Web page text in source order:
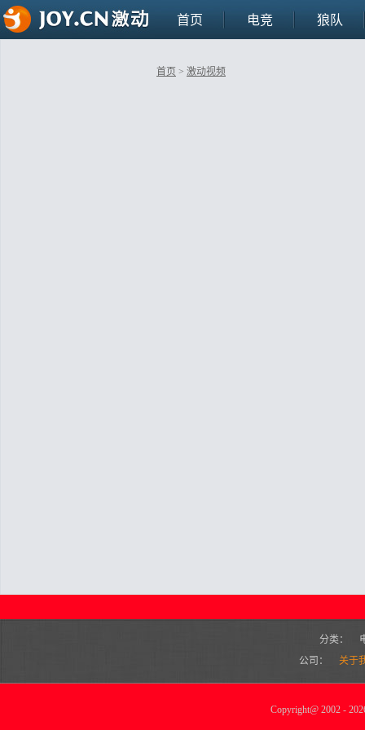
首页 电竞 狼队
首页 > 激动视频
分类：
公司：
关于
Copyright@2002 -